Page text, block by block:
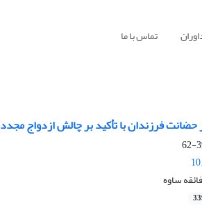
تماس با ما
فرزندان با تأکید بر چالش ازدواج مجدد
ساوه